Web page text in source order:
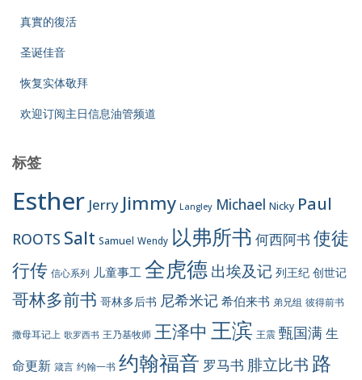
真實的復活
圣诞佳音
恢复实体敬拜
欢迎订阅主日信息油管频道
标签
Esther Jerry Jimmy Langley Michael Nicky Paul
ROOTS Salt Samuel Wendy 以弗所书 何西阿书 使徒
行传 信心系列 儿童事工 全虎德出埃及记 列王纪 创世记
哥林多前书 哥林多后书 尼希米记 希伯来书 弟兄组 彼得前书
撒母耳记上 歌罗西书 王乃基牧师 王泽中 王滨 王震 甄国满生
命更新 箴言 约翰一书 约翰福音 罗马书 腓立比书 路